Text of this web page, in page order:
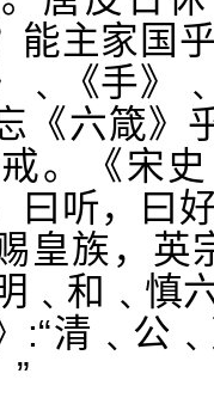
能主家国
﹑《手》
《六箴》
。《宋
曰听，曰
皇族，英
﹑和﹑慎
:“清﹑公
”